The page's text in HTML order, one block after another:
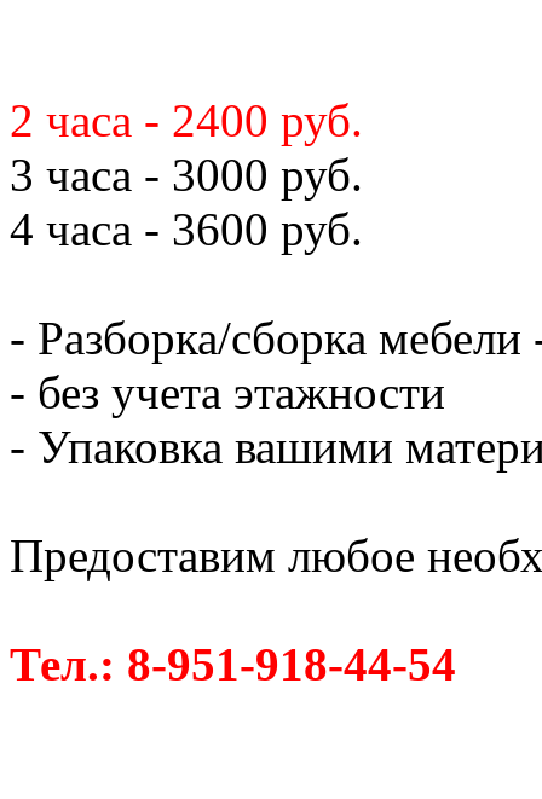
2 часа - 2400 руб.
3 часа - 3000 руб.
4 часа - 3600 руб.
- Разборка/сборка мебели
- без учета этажности
- Упаковка вашими
Предоставим любое
Тел.: 8-951-918-44-54